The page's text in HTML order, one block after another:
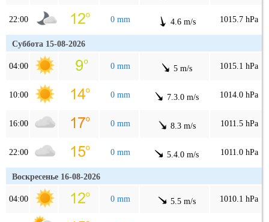
22:00 0 mm 4.6 m/s 1015.7 hPa
Суббота 15-08-2026
04:00 0 mm 5 m/s 1015.1 hPa
10:00 0 mm 7.3.0 m/s 1014.0 hPa
16:00 0 mm 8.3 m/s 1011.5 hPa
22:00 0 mm 5.4.0 m/s 1011.0 hPa
Воскресенье 16-08-2026
04:00 0 mm 5.5 m/s 1010.1 hPa